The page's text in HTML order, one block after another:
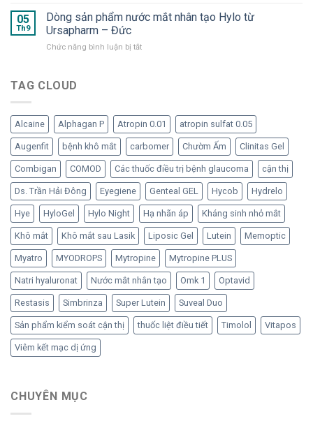
tạo
tép
thiết
–
trong
tạo
đã
trở
lại
ý
khi
dạng
bảo
quản
05
Th9
Dòng sản phẩm nước mắt nhân tạo Hylo từ
Ursapharm – Đức
Chức năng bình luận bị tắtở
nhân
tạo
Hylo
từ
Ursapharm
–
Đức
TAG CLOUD
Alcaine Alphagan P Atropin 0.01 atropin sulfat 0.05
Augenfit bệnh khô mắt carbomer Chườm Ấm Clinitas Gel
Combigan COMOD Các thuốc điều trị bệnh glaucoma cận thị
Ds. Trần Hải Đông Eyegiene Genteal GEL Hycob Hydrelo
Hye HyloGel Hylo Night Hạ nhãn áp Kháng sinh nhỏ mắt
Khô mắt Khô mắt sau Lasik Liposic Gel Lutein Memoptic
Myatro MYODROPS Mytropine Mytropine PLUS
Natri hyaluronat Nước mắt nhân tạo Omk 1 Optavid
Restasis Simbrinza Super Lutein Suveal Duo
Sản phẩm kiểm soát cận thị thuốc liệt điều tiết Timolol Vitapos
Viêm kết mạc dị ứng
CHUYÊN MỤC